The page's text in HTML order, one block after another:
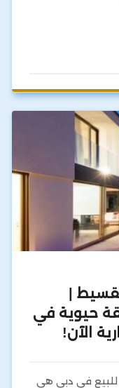
|
من 25 منطقة حيوية في
الآن!
في دبي هي